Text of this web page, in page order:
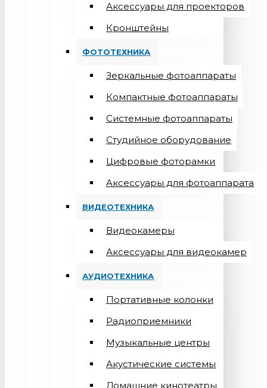
Аксессуары для проекторов
Кронштейны
ФОТОТЕХНИКА
Зеркальные фотоаппараты
Компактные фотоаппараты
Системные фотоаппараты
Студийное оборудование
Цифровые фоторамки
Aксессуары для фотоаппарата
ВИДЕОТЕХНИКА
Видеокамеры
Аксессуары для видеокамер
АУДИОТЕХНИКА
Портативные колонки
Радиоприемники
Музыкальные центры
Акустические системы
Домашние кинотеатры